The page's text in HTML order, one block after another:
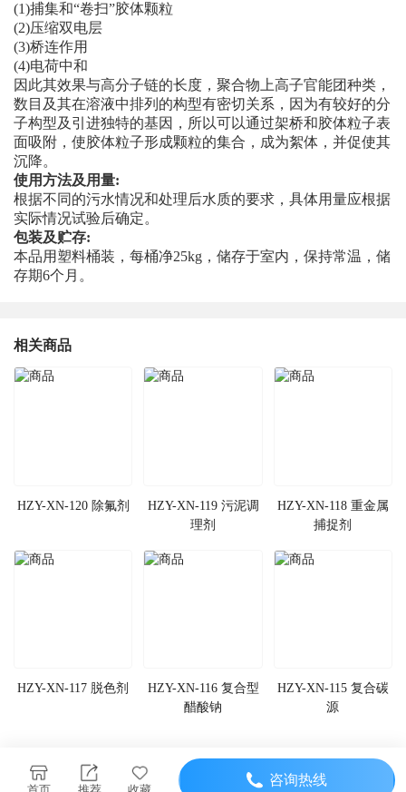
(1)捕集和“卷扫”胶体颗粒
(2)压缩双电层
(3)桥连作用
(4)电荷中和
因此其效果与高分子链的长度，聚合物上高子官能团种类，
数目及其在溶液中排列的构型有密切关系，因为有较好的分
子构型及引进独特的基因，所以可以通过架桥和胶体粒子表
面吸附，使胶体粒子形成颗粒的集合，成为絮体，并促使其
沉降。
使用方法及用量:
根据不同的污水情况和处理后水质的要求，具体用量应根据
实际情况试验后确定。
包装及贮存:
本品用塑料桶装，每桶净25kg，储存于室内，保持常温，储
存期6个月。
相关商品
HZY-XN-120 除氟剂
HZY-XN-119 污泥调
理剂
HZY-XN-118 重金属
捕捉剂
HZY-XN-117 脱色剂
HZY-XN-116 复合型
醋酸钠
HZY-XN-115 复合碳
源
咨询热线